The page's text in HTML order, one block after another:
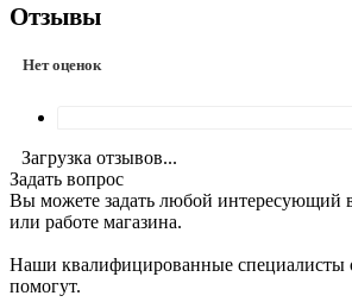
Отзывы
Нет оценок
Загрузка отзывов...
Задать вопрос
Вы можете задать любой интересующий
или работе магазина.
Наши квалифицированные специалисты
помогут.